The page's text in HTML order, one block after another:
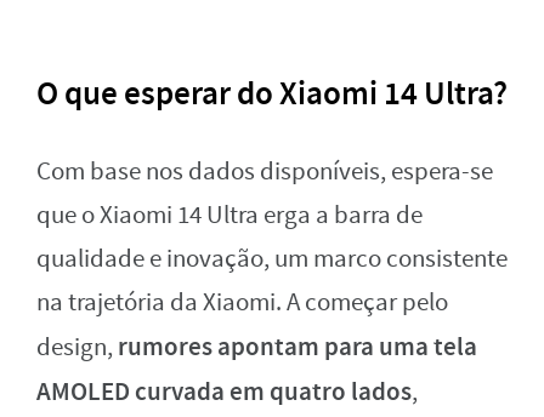
O que esperar do Xiaomi 14 Ultra?
Com base nos dados disponíveis, espera-se
que o Xiaomi 14 Ultra erga a barra de
qualidade e inovação, um marco consistente
na trajetória da Xiaomi. A começar pelo
design, rumores apontam para uma tela
AMOLED curvada em quatro lados,